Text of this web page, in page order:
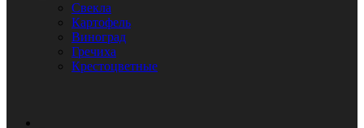
Свекла
Картофель
Виноград
Гречиха
Крестоцветные